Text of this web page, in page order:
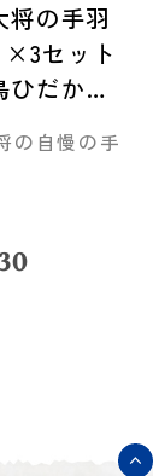
将の手羽
×3セット
だか
の自慢の手